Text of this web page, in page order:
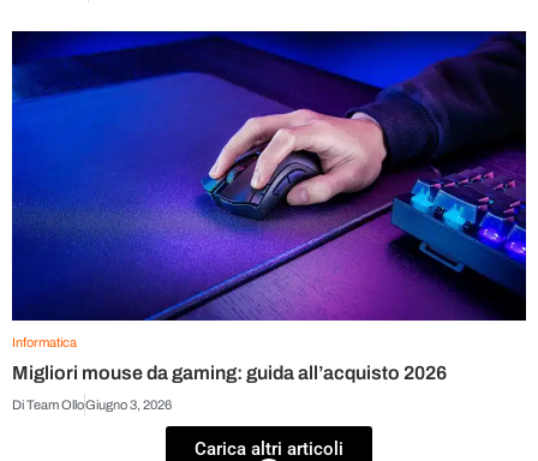
Informatica
Migliori mouse da gaming: guida all’acquisto 2026
DiTeam OlloGiugno 3, 2026
Carica altri articoli